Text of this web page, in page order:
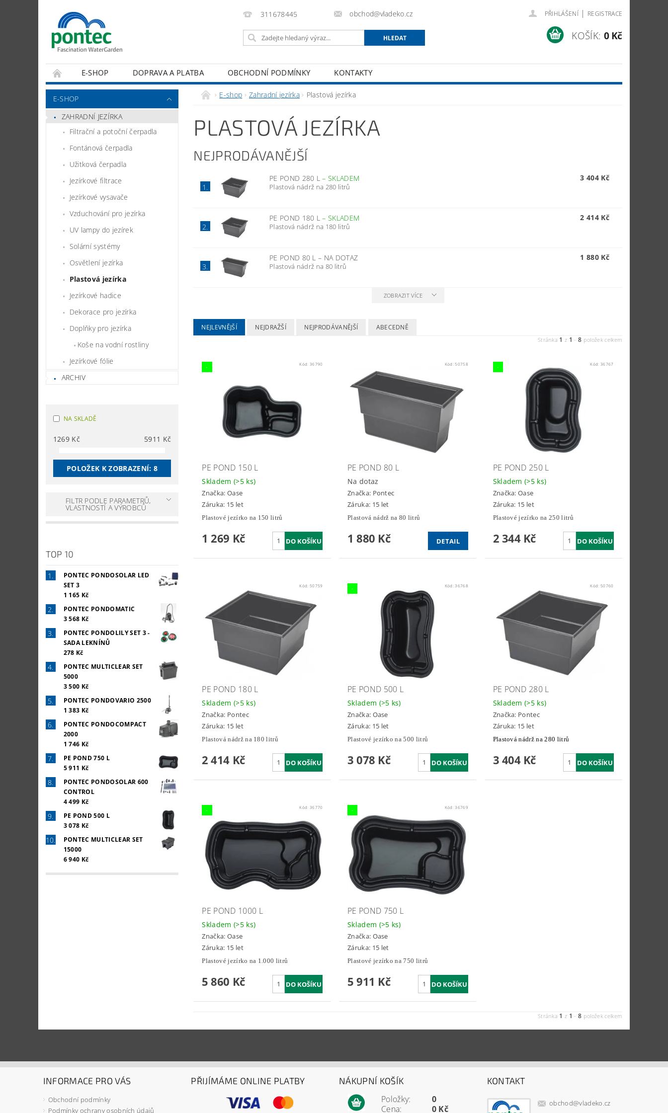
311678445 obchod@vladeko.cz PŘIHLÁŠENÍ | REGISTRACE
KOŠÍK: 0 Kč
E-SHOP DOPRAVA A PLATBA OBCHODNÍ PODMÍNKY KONTAKTY
E-SHOP
ZAHRADNÍ JEZÍRKA
Filtrační a potoční čerpadla
Fontánová čerpadla
Užitková čerpadla
Jezírkové filtrace
Jezírkové vysavače
Vzduchování pro jezírka
UV lampy do jezírek
Solární systémy
Osvětlení jezírka
Plastová jezírka
Jezírkové hadice
Dekorace pro jezírka
Doplňky pro jezírka
Koše na vodní rostliny
Jezírkové fólie
ARCHIV
NA SKLADĚ
1269 Kč 5911 Kč
POLOŽEK K ZOBRAZENÍ: 8
FILTR PODLE PARAMETRŮ,
VLASTNOSTÍ A VÝROBCŮ
TOP 10
PONTEC PONDOSOLAR LED
SET 3
1 165 Kč
PONTEC PONDOMATIC
3 568 Kč
PONTEC PONDOLILY SET 3 -
SADA LEKNÍNŮ
278 Kč
PONTEC MULTICLEAR SET
5000
3 500 Kč
PONTEC PONDOVARIO 2500
1 383 Kč
PONTEC PONDOCOMPACT
2000
1 746 Kč
PE POND 750 L
5 911 Kč
PONTEC PONDOSOLAR 600
CONTROL
4 499 Kč
PE POND 500 L
3 078 Kč
PONTEC MULTICLEAR SET
15000
6 940 Kč
E-shop Zahradní jezírka Plastová jezírka
PLASTOVÁ JEZÍRKA
NEJPRODÁVANĚJŠÍ
1.
PE POND 280 L–SKLADEM
Plastová nádrž na 280 litrů
3 404 Kč
2.
PE POND 180 L–SKLADEM
Plastová nádrž na 180 litrů
2 414 Kč
3.
PE POND 80 L– NA DOTAZ
Plastová nádrž na 80 litrů
1 880 Kč
ZOBRAZIT VÍCE
NEJLEVNĚJŠÍ NEJDRAŽŠÍ NEJPRODÁVANĚJŠÍ ABECEDNĚ
Stránka 1 z 1 -8 položek celkem
- Kód: 36790
PE POND 150 L
Skladem (>5 ks)
Značka: Oase
Záruka: 15 let
Plastové jezírko na 150 litrů
1 269 Kč
Kód:50758
PE POND 80 L
Na dotaz
Značka: Pontec
Záruka: 15 let
Plastová nádrž na 80 litrů
1 880 Kč DETAIL
- Kód:36767
PE POND 250 L
Skladem(>5 ks)
Značka:Oase
Záruka: 15 let
Plastové jezírko na 250 litrů
2 344 Kč
Kód: 50759
PE POND 180 L
Skladem (>5 ks)
Značka: Pontec
Záruka: 15 let
Plastová nádrž na 180 litrů
2 414 Kč
- Kód:36768
PE POND 500 L
Skladem (>5 ks)
Značka: Oase
Záruka: 15 let
Plastové jezírko na 500 litrů
3 078 Kč
Kód:50760
PE POND 280 L
Skladem(>5 ks)
Značka: Pontec
Záruka: 15 let
Plastová nádrž na 280 litrů
3 404 Kč
- Kód: 36770
PE POND 1000 L
Skladem (>5 ks)
Značka: Oase
Záruka: 15 let
Plastové jezírko na 1.000 litrů
5 860 Kč
- Kód:36769
PE POND 750 L
Skladem (>5 ks)
Značka: Oase
Záruka: 15 let
Plastové jezírko na 750 litrů
5 911 Kč
Stránka 1 z 1 -8 položek celkem
INFORMACE PRO VÁS
Obchodní podmínky
Podmínky ochrany osobních údajů
PŘIJÍMÁME ONLINE PLATBY
NÁKUPNÍ KOŠÍK
Položky:
Cena:
0
0 Kč
KONTAKT
obchod@vladeko.cz